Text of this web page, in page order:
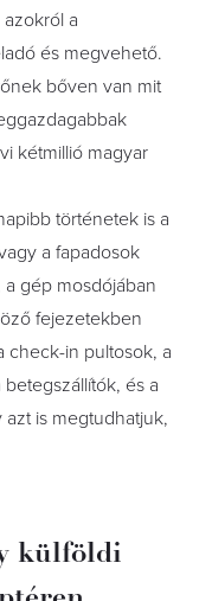
a
és megvehető.
bőven van mit
kétmillió magyar
történetek is a
a fapadosok
gép mosdójában
fejezetekben
check-in pultosok, a
és a
is megtudhatjuk,
külföldi